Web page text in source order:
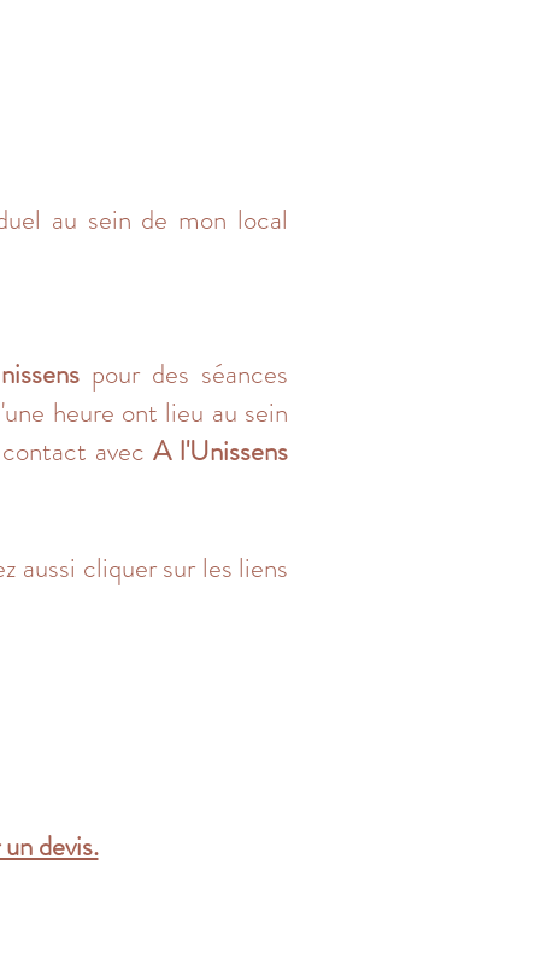
au sein de mon local
pour des séances
heure ont lieu au sein
contact avecA l'Unissens
aussi cliquer sur les liens
devis.